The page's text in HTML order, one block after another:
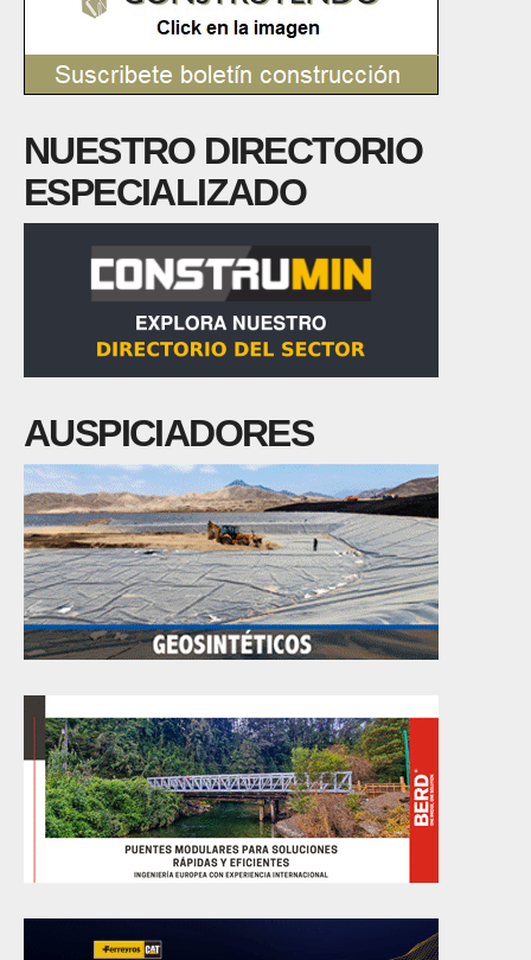
NUESTRO DIRECTORIO
ESPECIALIZADO
AUSPICIADORES